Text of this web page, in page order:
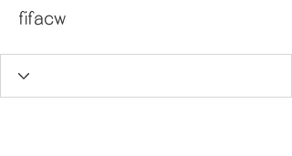
fifacw